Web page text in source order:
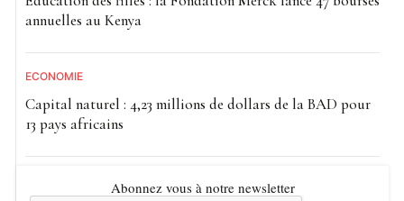
annuelles au Kenya
ECONOMIE
Capital naturel : 4,23 millions de dollars de la BAD pour
13 pays africains
Abonnez vous à notre newsletter